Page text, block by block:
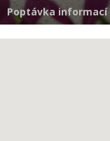
Poptávka informací